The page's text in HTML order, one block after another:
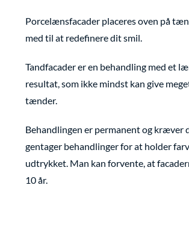
Porcelænsfacader placeres oven på
med til at redefinere dit smil.
Tandfacader er en behandling med et
resultat, som ikke mindst kan give
tænder.
Behandlingen er permanent og kræver
gentager behandlinger for at holder
udtrykket. Man kan forvente, at
10 år.